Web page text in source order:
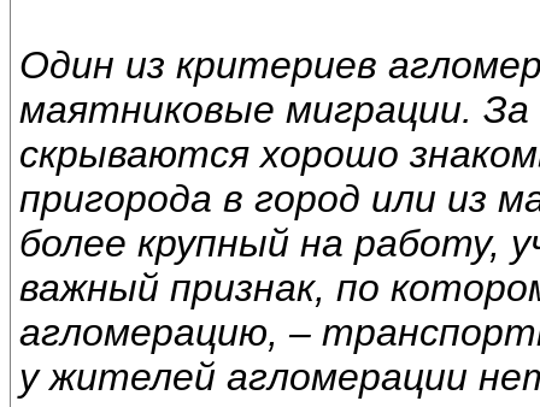
Один из критериев
маятниковые миграции.
скрываются хорошо
пригорода в город или из
более крупный на работу,
важный признак, по
агломерацию, –
у жителей агломерации